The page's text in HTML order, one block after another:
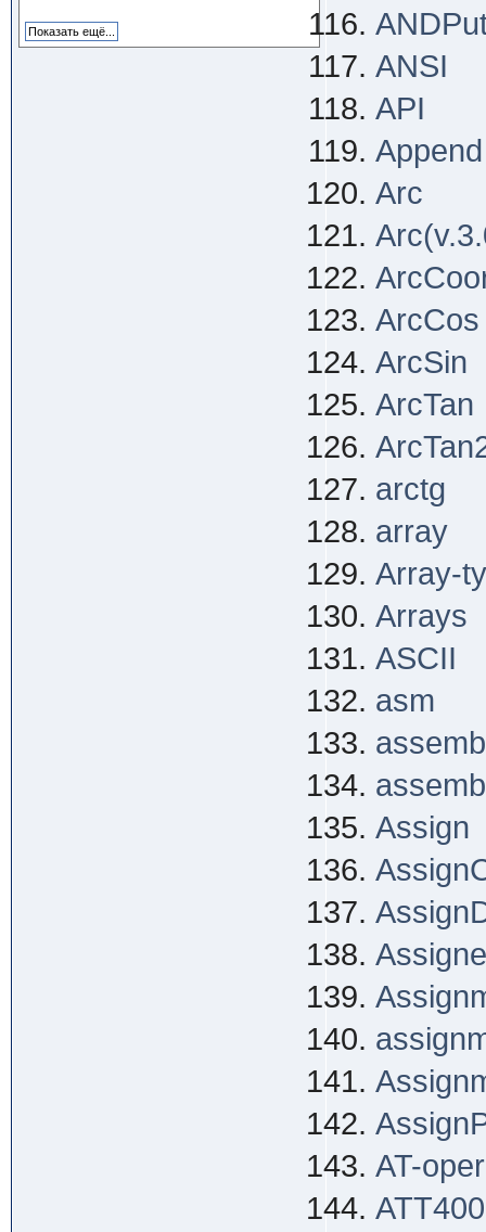
ANSI
API
Append
Arc
ArcCos
ArcSin
ArcTan
arctg
array
Array-
Arrays
ASCII
asm
Assign
AT-
ATT400